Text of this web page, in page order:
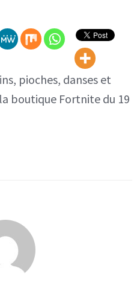
avril
2021
pioches, danses et
boutique Fortnite du 19